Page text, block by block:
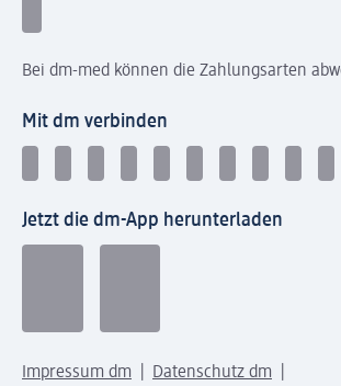
Bei dm-med können die Zahlungsarten
Mit dm verbinden
Jetzt die dm-App herunterladen
Impressum dm Datenschutz dm